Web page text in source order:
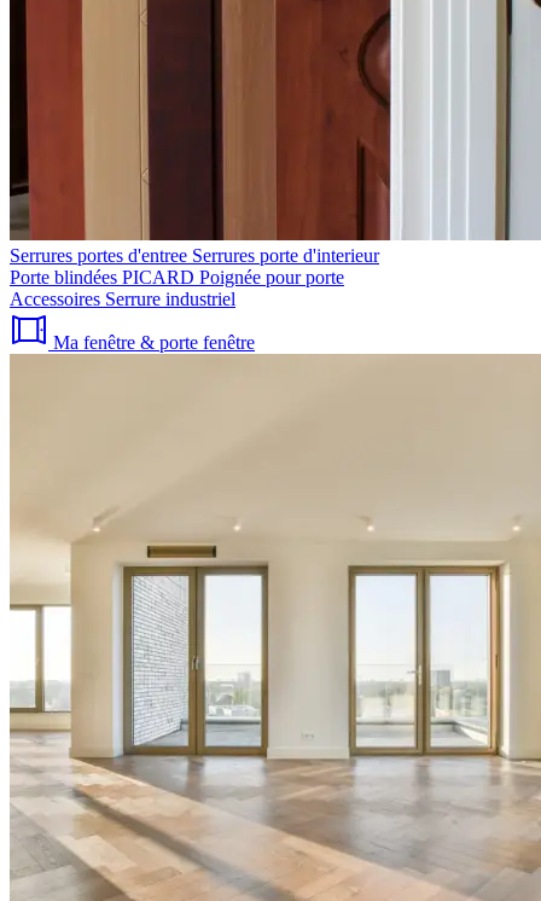
Serrures portes d'entree Serrures porte d'interieur
Porte blindées PICARD Poignée pour porte
Accessoires Serrure industriel
Ma fenêtre & porte fenêtre